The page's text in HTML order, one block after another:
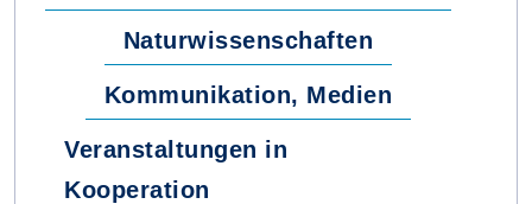
Naturwissenschaften
Kommunikation, Medien
Veranstaltungen in
Kooperation